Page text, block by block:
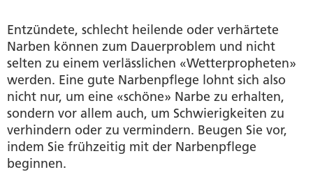
Entzündete, schlecht heilende oder verhärtete
Narben können zum Dauerproblem und nicht
selten zu einem verlässlichen «Wetterpropheten»
werden. Eine gute Narbenpflege lohnt sich also
nicht nur, um eine «schöne» Narbe zu erhalten,
sondern vor allem auch, um Schwierigkeiten zu
verhindern oder zu vermindern. Beugen Sie vor,
indem Sie frühzeitig mit der Narbenpflege
beginnen.